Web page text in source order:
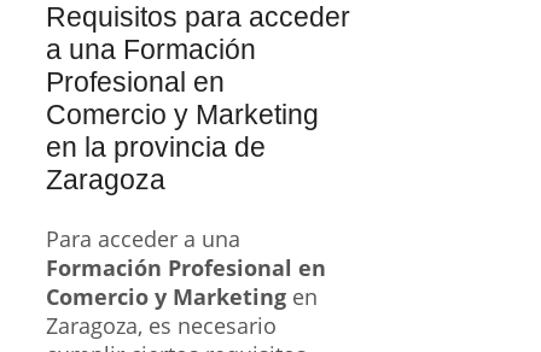
Requisitos para acceder
a una Formación
Profesional en
Comercio y Marketing
en la provincia de
Zaragoza
Para acceder a una
Formación Profesional en
Comercio y Marketing en
Zaragoza, es necesario